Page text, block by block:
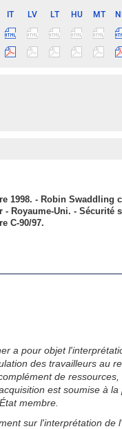
IT LV LT HU MT
1998. - Robin Swaddling
Royaume-Uni. - Sécurité
C-90/97.
a pour objet
des travailleurs au
de
est soumise à
membre.
sur l'interprétation de